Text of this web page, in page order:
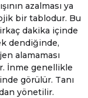
azalması ya
bir tablodur. Bu
dakika içinde
dendiğinde,
alamaması
İnme genellikle
görülür. Tanı
yönetilir.